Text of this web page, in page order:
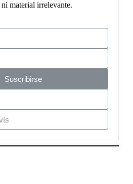
material irrelevante.
Suscribirse